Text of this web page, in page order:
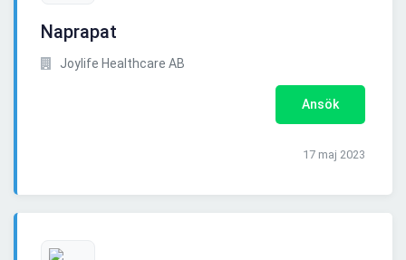
Naprapat
Joylife Healthcare AB
Ansök
17 maj 2023